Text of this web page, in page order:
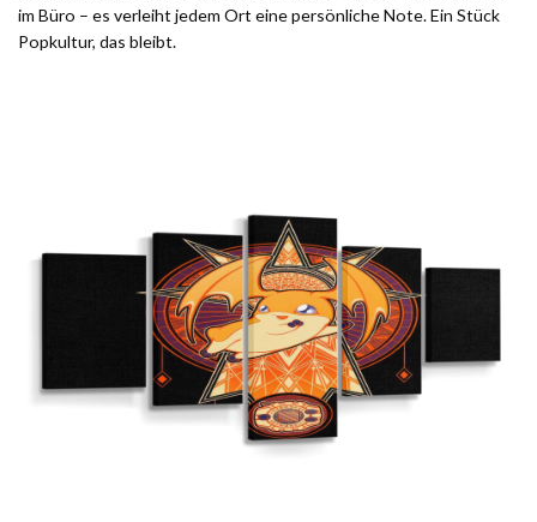
im Büro – es verleiht jedem Ort eine persönliche Note. Ein Stück
Popkultur, das bleibt.